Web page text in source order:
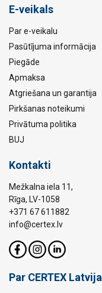
E-veikals
Par e-veikalu
Pasūtījuma informācija
Piegāde
Apmaksa
Atgriešana un garantija
Pirkšanas noteikumi
Privātuma politika
BUJ
Kontakti
Mežkalna iela 11,
Rīga, LV-1058
+371 67 611882
info@certex.lv
Par CERTEX Latvija